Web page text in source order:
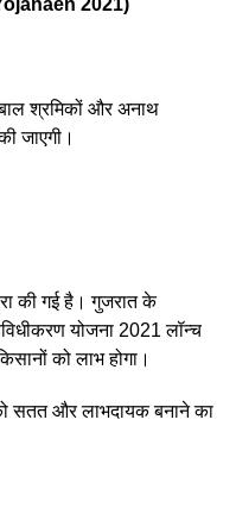
2021)
श्रमिकों और अनाथ
जाएगी।
की गई है। गुजरात के
योजना 2021 लॉन्च
को लाभ होगा।
को सतत और लाभदायक बनाने का